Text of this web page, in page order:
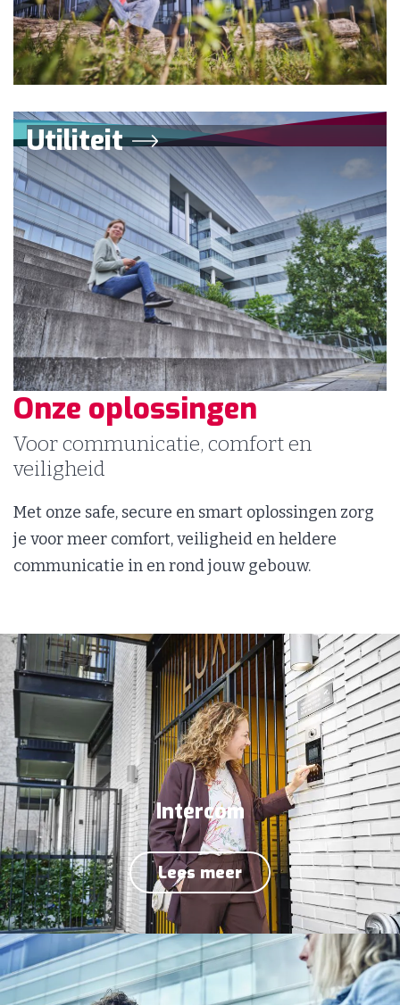
Utiliteit
Onze oplossingen
Voor communicatie, comfort en
veiligheid
Met onze safe, secure en smart oplossingen zorg
je voor meer comfort, veiligheid en heldere
communicatie in en rond jouw gebouw.
Intercom
Lees meer